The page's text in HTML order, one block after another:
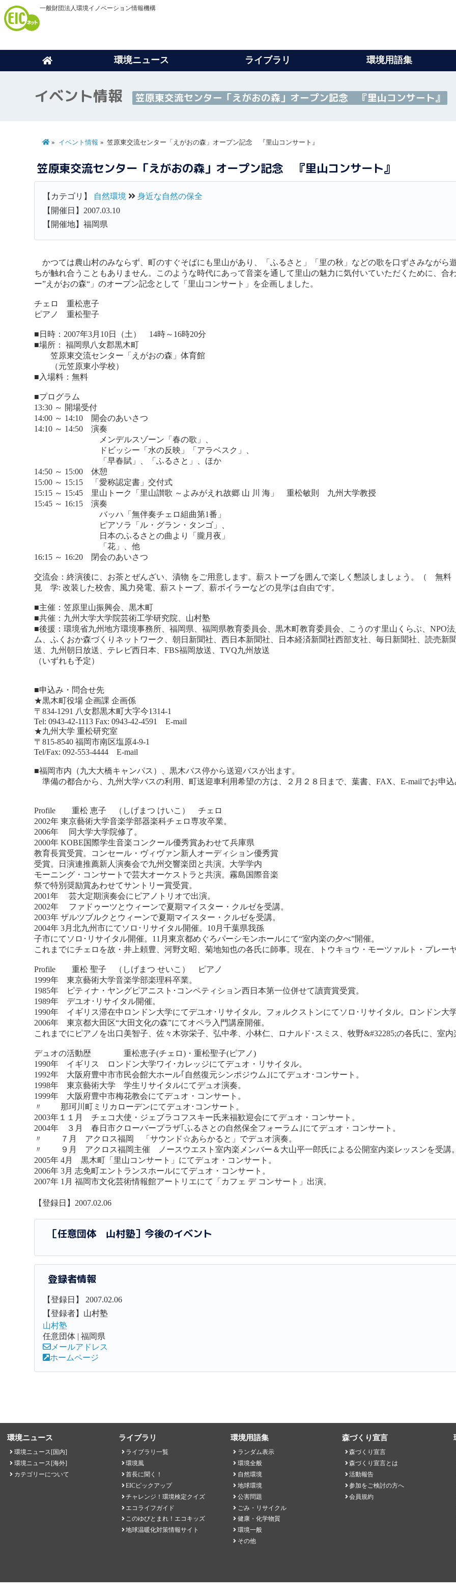
一般財団法人環境イノベーション情報機構
環境ニュース ライブラリ 環境用語集
イベント情報 笠原東交流センター「えがおの森」オープン記念 『里山コンサート』
イベント情報 笠原東交流センター「えがおの森」オープン記念 『里山コンサート』
笠原東交流センター「えがおの森」オープン記念 『里山コンサート』
【カテゴリ】 自然環境
身近な自然の保全
【開催日】2007.03.10
【開催地】福岡県
かつては農山村のみならず、町のすぐそばにも里山があり、「ふるさと」「里の秋」などの歌を口ずさみながら
ちが触れ合うこともありません。このような時代にあって音楽を通して里山の魅力に気付いていただくために、合
ー”えがおの森“」のオープン記念として「里山コンサート」を企画しました。
チェロ 重松恵子
ピアノ 重松聖子
■日時：2007年3月10日（土） 14時～16時20分
■場所： 福岡県八女郡黒木町
笠原東交流センター「えがおの森」体育館
（元笠原東小学校）
■入場料：無料
■プログラム
13:30 ～ 開場受付
14:00 ～ 14:10 開会のあいさつ
14:10 ～ 14:50 演奏
メンデルスゾーン「春の歌」、
ドビッシー「水の反映」「アラベスク」、
「早春賦」、「ふるさと」、ほか
14:50 ～ 15:00 休憩
15:00 ～ 15:15 「愛称認定書」交付式
15:15 ～ 15:45 里山トーク「里山讃歌 ～よみがえれ故郷 山 川 海」 重松敏則 九州大学教授
15:45 ～ 16:15 演奏
バッハ「無伴奏チェロ組曲第1番」
ピアソラ「ル・グラン・タンゴ」、
日本のふるさとの曲より「朧月夜」
「花」、他
16:15 ～ 16:20 閉会のあいさつ
交流会：終演後に、お茶とぜんざい、漬物 をご用意します。薪ストーブを囲んで楽しく懇談しましょう。（ 無料
見 学: 改装した校舎、風力発電、薪ストーブ、薪ボイラーなどの見学は自由です。
■主催：笠原里山振興会、黒木町
■共催：九州大学大学院芸術工学研究院、山村塾
■後援：環境省九州地方環境事務所、福岡県、福岡県教育委員会、黒木町教育委員会、こうのす里山くらぶ、NPO
ム、ふくおか森づくりネットワーク、朝日新聞社、西日本新聞社、日本経済新聞社西部支社、毎日新聞社、読売
送、九州朝日放送、テレビ西日本、FBS福岡放送、TVQ九州放送
（いずれも予定）
■申込み・問合せ先
★黒木町役場 企画課 企画係
〒834-1291 八女郡黒木町大字今1314-1
Tel: 0943-42-1113 Fax: 0943-42-4591 E-mail
★九州大学 重松研究室
〒815-8540 福岡市南区塩原4-9-1
Tel/Fax: 092-553-4444 E-mail
■福岡市内（九大大橋キャンパス）、黒木バス停から送迎バスが出ます。
準備の都合から、九州大学バスの利用、町送迎車利用希望の方は、２月２８日まで、葉書、FAX、E-mailでお申込
Profile 重松 恵子 （しげまつ けいこ） チェロ
2002年 東京藝術大学音楽学部器楽科チェロ専攻卒業。
2006年 同大学大学院修了。
2000年 KOBE国際学生音楽コンクール優秀賞あわせて兵庫県
教育長賞受賞。コンセール・ヴィヴァン新人オーディション優秀賞
受賞。日演連推薦新人演奏会で九州交響楽団と共演。大学学内
モーニング・コンサートで芸大オーケストラと共演。霧島国際音楽
祭で特別奨励賞あわせてサントリー賞受賞。
2001年 芸大定期演奏会にピアノトリオで出演。
2002年 ファドゥーツとウィーンで夏期マイスター・クルゼを受講。
2003年 ザルツブルクとウィーンで夏期マイスター・クルゼを受講。
2004年 3月北九州市にてソロ･リサイタル開催。10月千葉県我孫
子市にてソロ･リサイタル開催。11月東京都めぐろパーシモンホールにて“室内楽の夕べ”開催。
これまでにチェロを故・井上頼豊、河野文昭、菊地知也の各氏に師事。現在、トウキョウ・モーツァルト・プレー
Profile 重松 聖子 （しげまつ せいこ） ピアノ
1999年 東京藝術大学音楽学部楽理科卒業。
1985年 ピティナ・ヤングピアニスト･コンペティション西日本第一位併せて讀賣賞受賞。
1989年 デユオ･リサイタル開催。
1990年 イギリス滞在中ロンドン大学にてデユオ･リサイタル。フォルクストンにてソロ･リサイタル。ロンドン大
2006年 東京都大田区“大田文化の森”にてオペラ入門講座開催。
これまでにピアノを出口美智子、佐々木弥栄子、弘中孝、小林仁、ロナルド･スミス、牧野&#32285;の各氏に、室内
デュオの活動歴 重松恵子(チェロ)・重松聖子(ピアノ)
1990年 イギリス ロンドン大学ワイ･カレッジにてデュオ・リサイタル。
1992年 大阪府豊中市市民会館大ホール｢自然復元シンポジウム｣にてデュオ･コンサート。
1998年 東京藝術大学 学生リサイタルにてデュオ演奏。
1999年 大阪府豊中市梅花教会にてデュオ・コンサート。
〃 那珂川町ミリカローデンにてデュオ･コンサート。
2003年１１月 チェコ大使・ジェブラコフスキー氏来福歓迎会にてデュオ・コンサート。
2004年 ３月 春日市クローバープラザ｢ふるさとの自然保全フォーラム｣にてデュオ・コンサート。
〃 ７月 アクロス福岡 「サウンド☆あらかると」でデュオ演奏。
〃 ９月 アクロス福岡主催 ノースウエスト室内楽メンバー＆大山平一郎氏による公開室内楽レッスンを受講。
2005年 4月 黒木町「里山コンサート」にてデュオ・コンサート。
2006年 3月 志免町エントランスホールにてデュオ・コンサート。
2007年 1月 福岡市文化芸術情報館アートリエにて「カフェ デ コンサート」出演。
【登録日】2007.02.06
［任意団体 山村塾］今後のイベント
登録者情報
【登録日】 2007.02.06
【登録者】山村塾
山村塾
任意団体 | 福岡県
メールアドレス
ホームページ
環境ニュース
環境ニュース[国内]
環境ニュース[海外]
カテゴリーについて
ライブラリ
ライブラリ一覧
環境風
首長に聞く！
EICピックアップ
チャレンジ！環境検定クイズ
エコライフガイド
このゆびとまれ！エコキッズ
地球温暖化対策情報サイト
環境用語集
ランダム表示
環境全般
自然環境
地球環境
公害問題
ごみ・リサイクル
健康・化学物質
環境一般
その他
森づくり宣言
森づくり宣言
森づくり宣言とは
活動報告
参加をご検討の方へ
会員規約